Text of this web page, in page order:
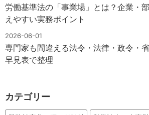
労働基準法の「事業場」とは？企業・
えやすい実務ポイント
2026-06-01
専門家も間違える法令・法律・政令・
早見表で整理
カテゴリー